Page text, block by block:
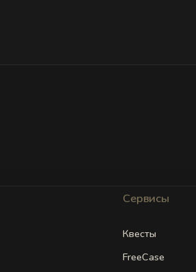
Сервисы
Квесты
FreeCase